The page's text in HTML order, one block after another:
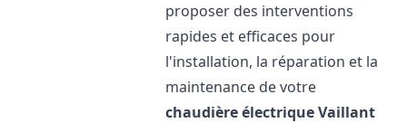
proposer des interventions
rapides et efficaces pour
l'installation, la réparation et la
maintenance de votre
chaudière électrique Vaillant